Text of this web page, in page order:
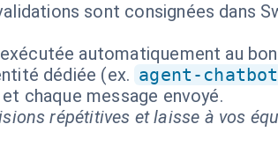
sont consignées dans
automatiquement au
dédiée (ex. agent-
chaque message envoyé.
répétitives et laisse à vos